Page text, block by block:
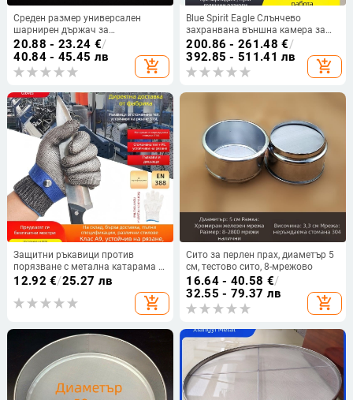
Среден размер универсален
шарнирен държач за
наблюдение с клюнообразен
държач, кръстова пръчка,
вертикална пръчка и пан-tilt
глава за камера
20.88 - 23.24 €/
40.84 - 45.45 лв
add_shopping_cart
Blue Spirit Eagle Слънчево
захранвана външна камера за
видеонаблюдение с 360° HD
нощно виждане, дистанционно
управление чрез смартфон, без
външно захранване и интернет,
200.86 - 261.48 €/
392.85 - 511.41 лв
add_shopping_cart
Защитни ръкавици против
порязване с метална катарама и
стоманена тел, пет пръста,
заваръчни защитни ръкавици
12.92 €/25.27 лв
add_shopping_cart
Сито за перлен прах, диаметър 5
см, тестово сито, 8-мрежово
16.64 - 40.58 €/
32.55 - 79.37 лв
add_shopping_cart